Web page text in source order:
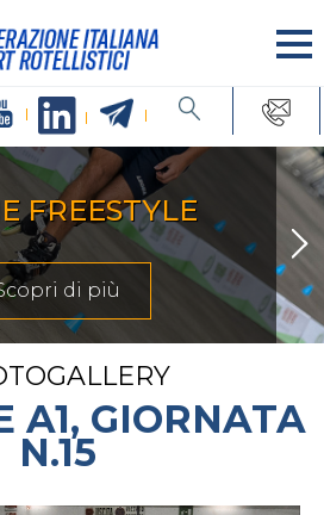
di più
A1, GIORNATA
N.15